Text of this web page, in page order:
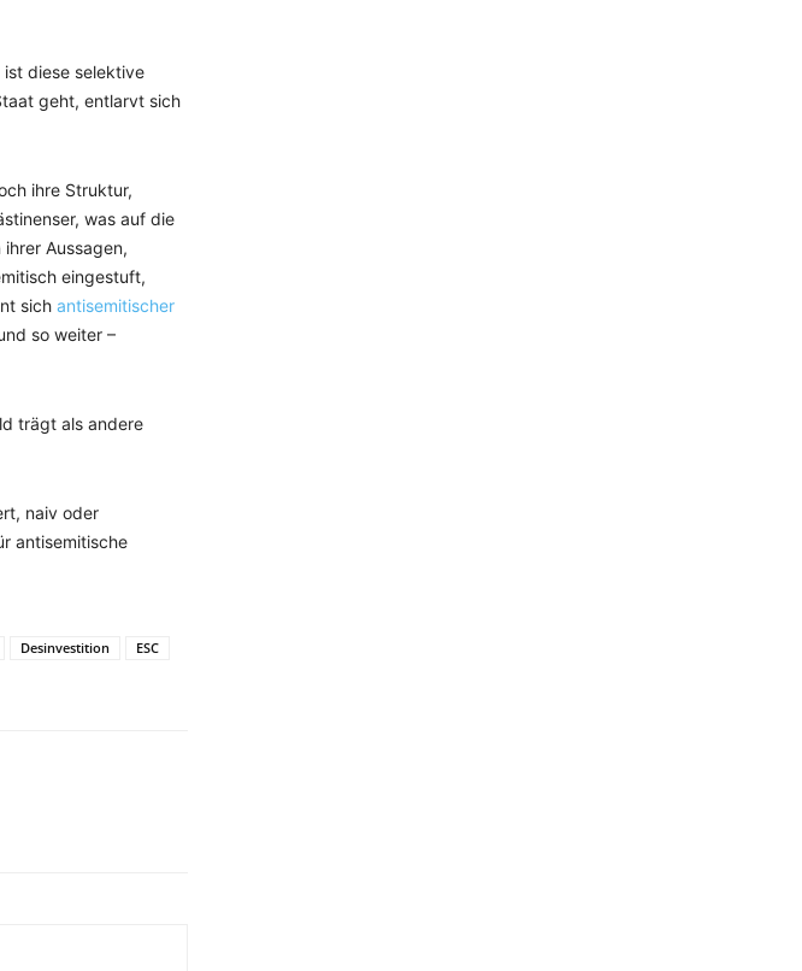
diese selektive
geht, entlarvt sich
ihre Struktur,
was auf die
Aussagen,
eingestuft,
sich antisemitischer
so weiter –
trägt als andere
naiv oder
antisemitische
Desinvestition
ESC